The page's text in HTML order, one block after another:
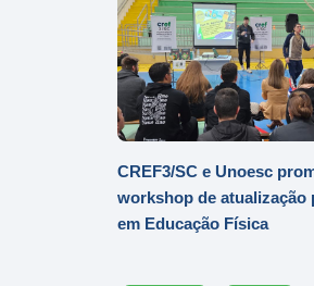
CREF3/SC e Unoesc
workshop de atualização
em Educação Física